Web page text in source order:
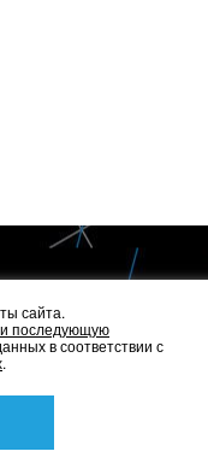
данных
Cookies
сайта.
последующую
в соответствии с
.